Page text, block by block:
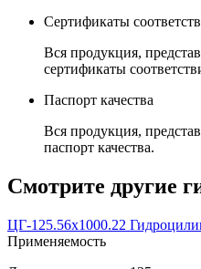
Сертификаты
Вся продукция,
сертификаты
Паспорт качества
Вся продукция,
паспорт качества.
Смотрите другие
ЦГ-125.56х1000.22
Применяемость